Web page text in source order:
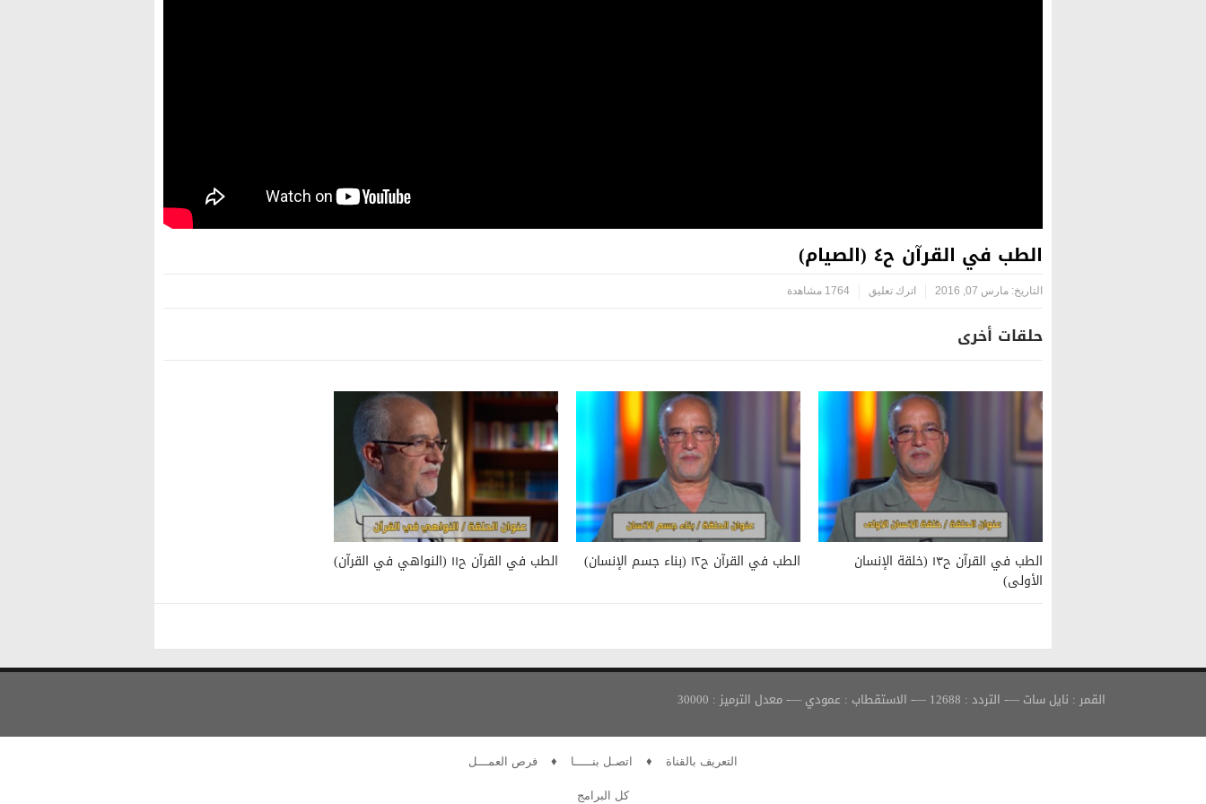
الطب في القرآن ح٤ (الصيام)
التاريخ: مارس 07, 2016 اترك تعليق 1764 مشاهدة
حلقات أخرى
الطب في القرآن ح١٣ (خلقة الإنسان
الأولى)
الطب في القرآن ح١٢ (بناء جسم الإنسان) الطب في القرآن ح١١ (النواهي في القرآن)
القمر : نايل سات —- التردد : 12688 —- الاستقطاب : عمودي —- معدل الترميز : 30000
التعريف بالقناة ♦ اتصـل بنـــــا ♦ فرص العمـــل
كل البرامج